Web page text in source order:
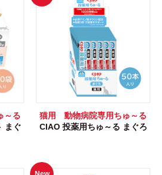
～る
まぐ
猫用 動物病院専用ちゅ～る
CIAO 投薬用ちゅ～る まぐろ